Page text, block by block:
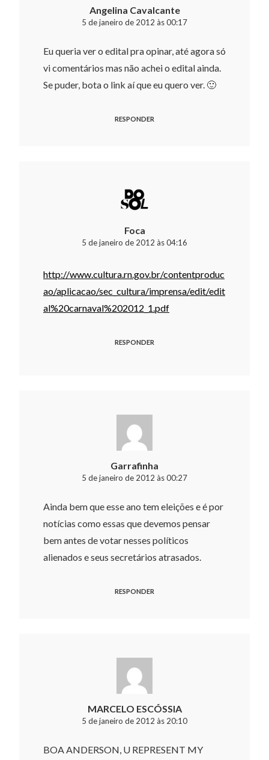
Angelina Cavalcante
5 de janeiro de 2012 às 00:17
Eu queria ver o edital pra opinar, até agora só
vi comentários mas não achei o edital ainda.
Se puder, bota o link aí que eu quero ver. 🙂
RESPONDER
Foca
5 de janeiro de 2012 às 04:16
http://www.cultura.rn.gov.br/contentproduc
ao/aplicacao/sec_cultura/imprensa/edit/edit
al%20carnaval%202012_1.pdf
RESPONDER
Garrafinha
5 de janeiro de 2012 às 00:27
Ainda bem que esse ano tem eleições e é por
notícias como essas que devemos pensar
bem antes de votar nesses políticos
alienados e seus secretários atrasados.
RESPONDER
MARCELO ESCÓSSIA
5 de janeiro de 2012 às 20:10
BOA ANDERSON, U REPRESENT MY